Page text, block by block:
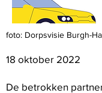
foto: Dorpsvisie Burgh-
18 oktober 2022
De betrokken